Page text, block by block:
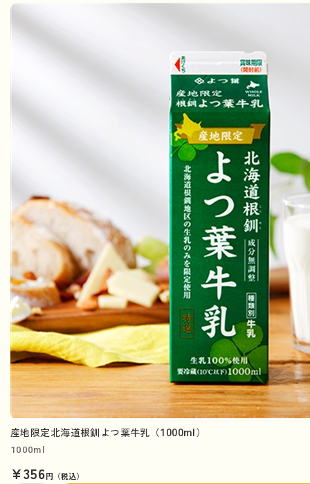
産地限定北海道根釧よつ葉牛乳（1000ml）
1000ml
¥356円（税込）